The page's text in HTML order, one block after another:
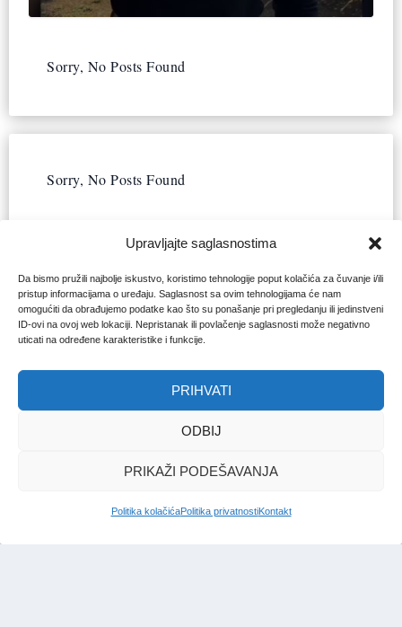
Upravljajte saglasnostima
Da bismo pružili najbolje iskustvo, koristimo tehnologije poput kolačića za čuvanje i/ili
pristup informacijama o uređaju. Saglasnost sa ovim tehnologijama će nam
omogućiti da obrađujemo podatke kao što su ponašanje pri pregledanju ili jedinstveni
ID-ovi na ovoj web lokaciji. Nepristanak ili povlačenje saglasnosti može negativno
uticati na određene karakteristike i funkcije.
PRIHVATI
ODBIJ
PRIKAŽI PODEŠAVANJA
Politika kolačićaPolitika privatnostiKontakt
Sorry, No Posts Found
Sorry, No Posts Found